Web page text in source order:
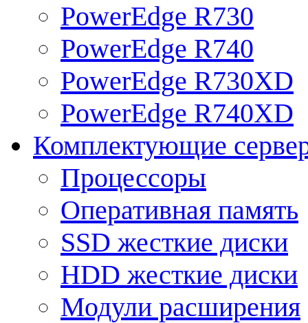
PowerEdge R730
PowerEdge R740
PowerEdge R730XD
PowerEdge R740XD
Комплектующие
Процессоры
Оперативная память
SSD жесткие диски
HDD жесткие диски
Модули расширения